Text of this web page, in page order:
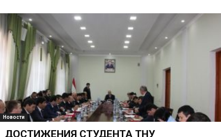
Новости
ДОСТИЖЕНИЯ СТУДЕНТА ТНУ